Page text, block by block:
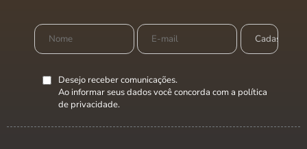
Desejo receber comunicações.
Ao informar seus dados você concorda com a política
de privacidade.